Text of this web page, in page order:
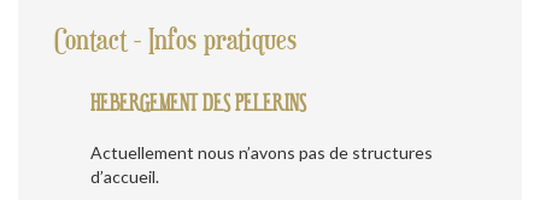
Contact - Infos pratiques
HEBERGEMENT DES PELERINS
Actuellement nous n’avons pas de structures
d’accueil.